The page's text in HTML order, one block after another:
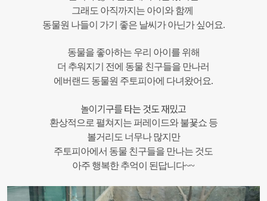
그래도 아직까지는 아이와 함께
동물원 나들이 가기 좋은 날씨가 아닌가 싶어요.
동물을 좋아하는 우리 아이를 위해
더 추워지기 전에 동물 친구들을 만나러
에버랜드 동물원 주토피아에 다녀왔어요.
놀이기구를 타는 것도 재밌고
환상적으로 펼쳐지는 퍼레이드와 불꾳쇼 등
볼거리도 너무나 많지만
주토피아에서 동물 친구들을 만나는 것도
아주 행복한 추억이 된답니다~~